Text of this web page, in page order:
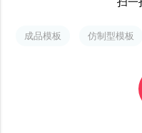
成品模板 仿制型模板